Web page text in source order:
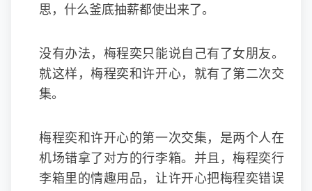
思，什么釜底抽薪都使出来了。
没有办法，梅程奕只能说自己有了女朋友。
就这样，梅程奕和许开心，就有了第二次交
集。
梅程奕和许开心的第一次交集，是两个人在
机场错拿了对方的行李箱。并且，梅程奕行
李箱里的情趣用品，让许开心把梅程奕错误